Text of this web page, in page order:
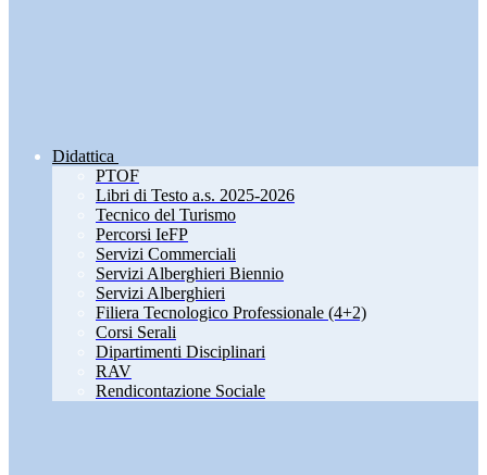
Didattica
PTOF
Libri di Testo a.s. 2025-2026
Tecnico del Turismo
Percorsi IeFP
Servizi Commerciali
Servizi Alberghieri Biennio
Servizi Alberghieri
Filiera Tecnologico Professionale (4+2)
Corsi Serali
Dipartimenti Disciplinari
RAV
Rendicontazione Sociale